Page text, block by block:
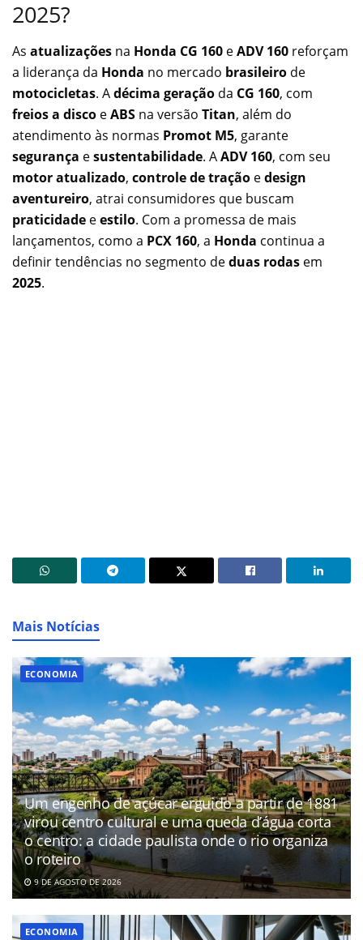
2025?
As atualizações na Honda CG 160 eADV 160 reforçam
a liderança da Honda no mercado brasileiro de
motocicletas. Adécima geração da CG 160, com
freios a disco eABS na versão Titan, além do
atendimento às normas Promot M5, garante
segurança esustentabilidade. AADV 160, com seu
motor atualizado, controle de tração edesign
aventureiro, atrai consumidores que buscam
praticidade eestilo. Com a promessa de mais
lançamentos, como a PCX 160, a Honda continua a
definir tendências no segmento deduas rodas em
2025.
Mais Notícias
ECONOMIA
Um engenho de açúcar erguido a partir de 1881
virou centro cultural e uma queda d’água corta
o centro: a cidade paulista onde o rio organiza
o roteiro
9 DE AGOSTO DE 2026
ECONOMIA